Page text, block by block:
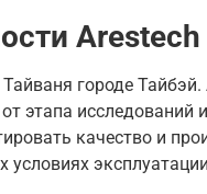
Arestech
городе
этапа исследований
качество и